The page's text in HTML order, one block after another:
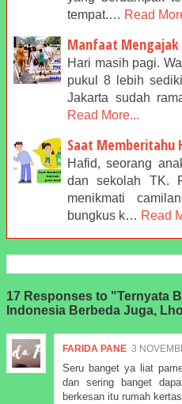
tempat.… Read
Manfaat Mengajak
Hari masih pagi.
pukul 8 lebih
Jakarta sudah
Read More...
Saat Memberitahu
Hafid, seorang
dan sekolah TK.
menikmati
bungkus k… Read
17 Responses to "Ternyata
Indonesia Berbeda Juga,
FARIDA PANE 3
Seru banget ya liat
dan sering banget
berkesan itu rumah